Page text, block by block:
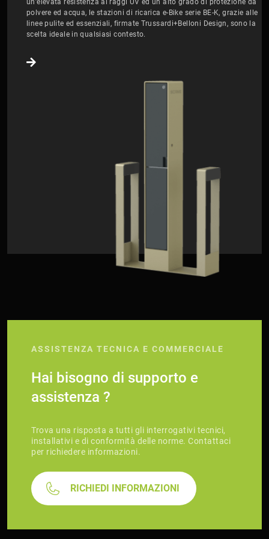
polvere ed acqua, le stazioni di ricarica e-Bike serie BE-K, grazie alle
linee pulite ed essenziali, firmate Trussardi+Belloni Design, sono la
scelta ideale in qualsiasi contesto.
ASSISTENZA TECNICA E COMMERCIALE
Hai bisogno di supporto e
assistenza ?
Trova una risposta a tutti gli interrogativi tecnici,
installativi e di conformità delle norme. Contattaci
per richiedere informazioni.
RICHIEDI INFORMAZIONI